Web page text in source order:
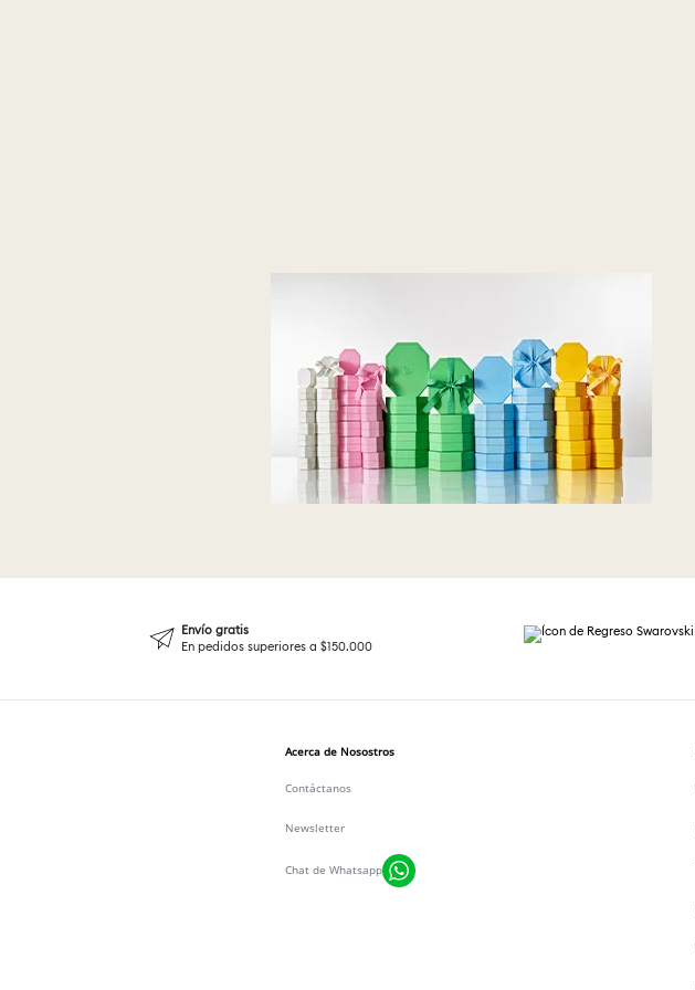
Envío gratis
En pedidos superiores a $150.000
Acerca de Nosostros
Contáctanos
Newsletter
Chat de Whatsapp